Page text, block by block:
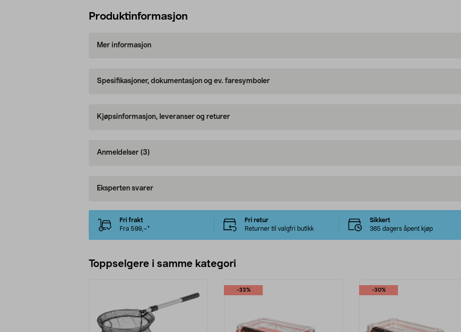
Produktinformasjon
Mer informasjon
Spesifikasjoner, dokumentasjon og ev. faresymboler
Kjøpsinformasjon, leveranser og returer
Anmeldelser (3)
Eksperten svarer
Fri frakt
Fra 599,–*
Fri retur
Returner til valgfri butikk
Sikkert
365 dagers åpent kjøp
Toppselgere i samme kategori
-33% -30%